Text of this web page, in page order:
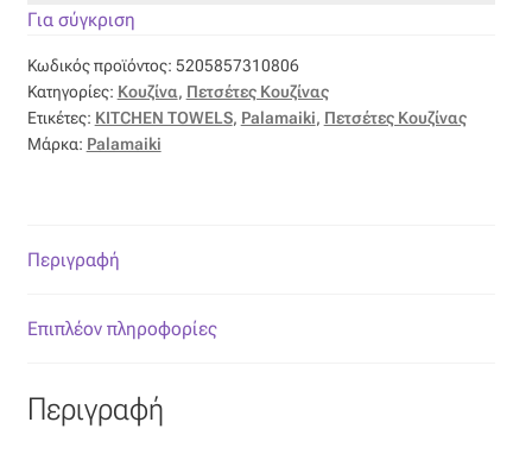
Καραβόπανο
Μπροκάρ
ΜΗ1200
Για σύγκριση
Κωδικός προϊόντος: 5205857310806
Κατηγορίες: Κουζίνα, Πετσέτες Κουζίνας
Ετικέτες: KITCHEN TOWELS, Palamaiki, Πετσέτες Κουζίνας
Μάρκα: Palamaiki
Περιγραφή
Επιπλέον πληροφορίες
Περιγραφή